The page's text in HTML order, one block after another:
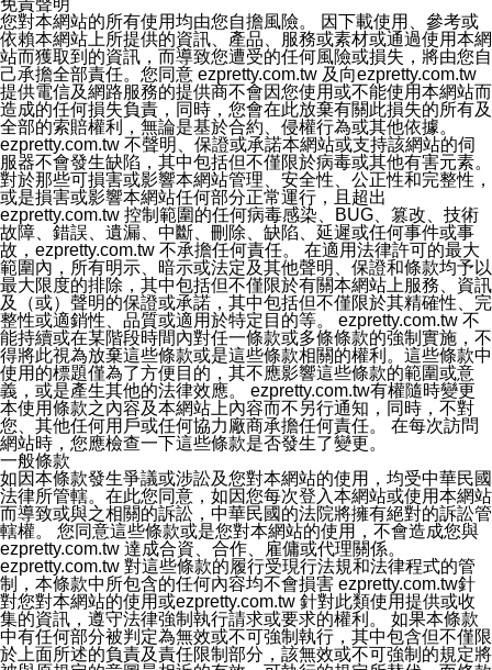
免責聲明
您對本網站的所有使用均由您自擔風險。 因下載使用、參考或
依賴本網站上所提供的資訊、產品、服務或素材或通過使用本網
站而獲取到的資訊，而導致您遭受的任何風險或損失，將由您自
己承擔全部責任。您同意 ezpretty.com.tw 及向ezpretty.com.tw
提供電信及網路服務的提供商不會因您使用或不能使用本網站而
造成的任何損失負責，同時，您會在此放棄有關此損失的所有及
全部的索賠權利，無論是基於合約、侵權行為或其他依據。
ezpretty.com.tw 不聲明、保證或承諾本網站或支持該網站的伺
服器不會發生缺陷，其中包括但不僅限於病毒或其他有害元素。
對於那些可損害或影響本網站管理、安全性、公正性和完整性，
或是損害或影響本網站任何部分正常運行，且超出
ezpretty.com.tw 控制範圍的任何病毒感染、BUG、篡改、技術
故障、錯誤、遺漏、中斷、刪除、缺陷、延遲或任何事件或事
故，ezpretty.com.tw 不承擔任何責任。 在適用法律許可的最大
範圍內，所有明示、暗示或法定及其他聲明、保證和條款均予以
最大限度的排除，其中包括但不僅限於有關本網站上服務、資訊
及（或）聲明的保證或承諾，其中包括但不僅限於其精確性、完
整性或適銷性、品質或適用於特定目的等。 ezpretty.com.tw 不
能持續或在某階段時間內對任一條款或多條條款的強制實施，不
得將此視為放棄這些條款或是這些條款相關的權利。這些條款中
使用的標題僅為了方便目的，其不應影響這些條款的範圍或意
義，或是產生其他的法律效應。 ezpretty.com.tw有權隨時變更
本使用條款之內容及本網站上內容而不另行通知，同時，不對
您、其他任何用戶或任何協力廠商承擔任何責任。 在每次訪問
網站時，您應檢查一下這些條款是否發生了變更。
一般條款
如因本條款發生爭議或涉訟及您對本網站的使用，均受中華民國
法律所管轄。在此您同意，如因您每次登入本網站或使用本網站
而導致或與之相關的訴訟，中華民國的法院將擁有絕對的訴訟管
轄權。 您同意這些條款或是您對本網站的使用，不會造成您與
ezpretty.com.tw 達成合資、合作、雇傭或代理關係。
ezpretty.com.tw 對這些條款的履行受現行法規和法律程式的管
制，本條款中所包含的任何內容均不會損害 ezpretty.com.tw針
對您對本網站的使用或ezpretty.com.tw 針對此類使用提供或收
集的資訊，遵守法律強制執行請求或要求的權利。 如果本條款
中有任何部分被判定為無效或不可強制執行，其中包含但不僅限
於上面所述的負責及責任限制部分，該無效或不可強制的規定將